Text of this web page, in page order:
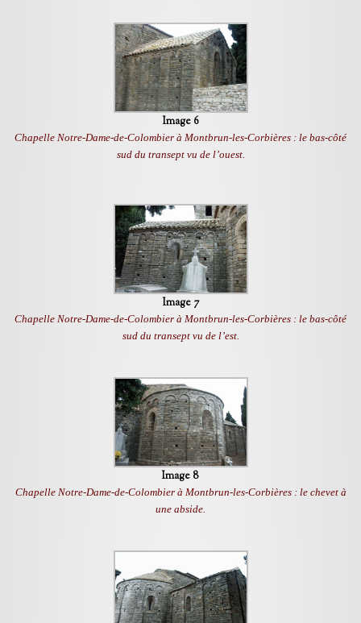
Image 6
Chapelle Notre-Dame-de-Colombier à Montbrun-les-Corbières : le bas-côté
sud du transept vu de l’ouest.
Image 7
Chapelle Notre-Dame-de-Colombier à Montbrun-les-Corbières : le bas-côté
sud du transept vu de l’est.
Image 8
Chapelle Notre-Dame-de-Colombier à Montbrun-les-Corbières : le chevet à
une abside.